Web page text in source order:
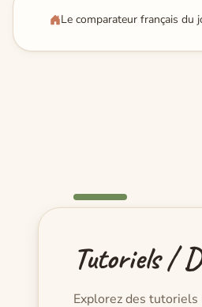
Le comparateur français du
Tutoriels /
Explorez des